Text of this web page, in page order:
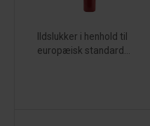
Ildslukker i henhold til
europæisk standard...